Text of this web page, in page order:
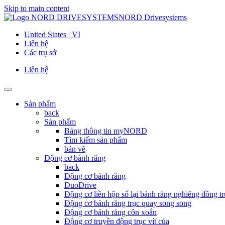
Skip to main content
NORD Drivesystems
United States | VI
Liên hệ
Các trụ sở
Liên hệ
Sản phẩm
back
Sản phẩm
Bảng thông tin myNORD
Tìm kiếm sản phẩm
bản vẽ
Động cơ bánh răng
back
Động cơ bánh răng
DuoDrive
Động cơ liền hộp số lại bánh răng nghiêng đồng
Động cơ bánh răng trục quay song song
Động cơ bánh răng côn xoắn
Động cơ truyền động trục vít của